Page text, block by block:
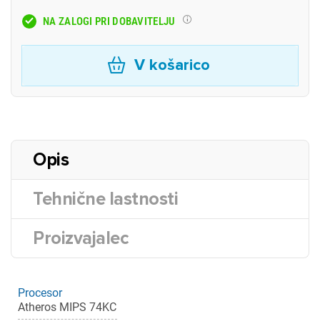
NA ZALOGI PRI DOBAVITELJU
V košarico
Opis
Tehnične lastnosti
Proizvajalec
Procesor
Atheros MIPS 74KC